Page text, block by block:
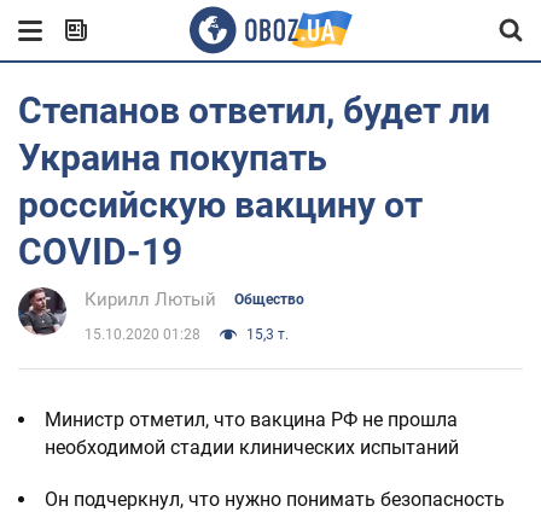
Степанов ответил, будет ли
Украина покупать
российскую вакцину от
COVID-19
Кирилл Лютый Общество
15.10.2020 01:28 15,3 т.
Министр отметил, что вакцина РФ не прошла
необходимой стадии клинических испытаний
Он подчеркнул, что нужно понимать безопасность